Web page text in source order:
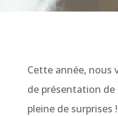
Cette année, nous
de présentation de
pleine de surprises